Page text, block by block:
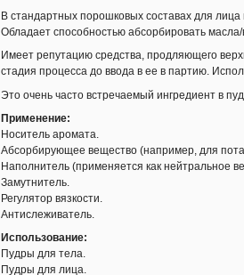
В стандартных порошковых составах для
Обладает способностью абсорбировать
Имеет репутацию средства, продляющего
стадия процесса до ввода в ее в партию.
Это очень часто встречаемый ингредиент в
Применение:
Носитель аромата.
Абсорбирующее вещество (например, для
Наполнитель (применяется как нейтральное
Замутнитель.
Регулятор вязкости.
Антислеживатель.
Использование:
Пудры для тела.
Пудры для лица.